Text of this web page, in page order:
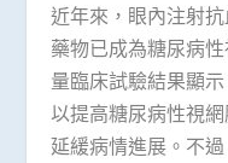
近年來，眼內注射抗
藥物已成為糖尿病
量臨床試驗結果顯
以提高糖尿病性視
延緩病情進展。不